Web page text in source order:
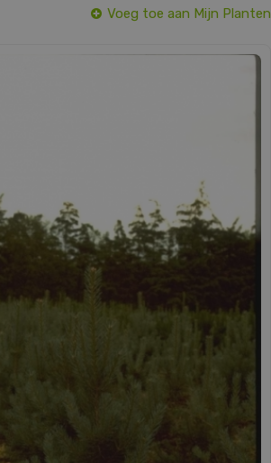
Voeg toe aan Mijn Planten